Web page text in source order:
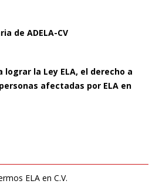
de ADELA-CV
lograr la Ley ELA, el derecho a
afectadas por ELA en
ELA en C.V.